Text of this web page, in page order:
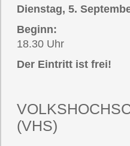
Dienstag, 5.
Beginn:
18.30 Uhr
Der Eintritt ist frei!
(VHS)